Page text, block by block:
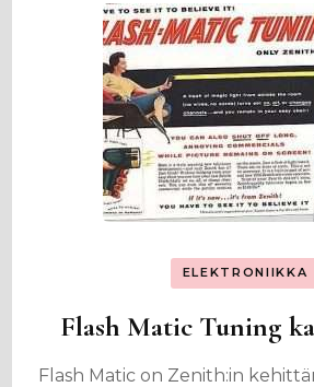
ELEKTRONIIKKA
Flash Matic Tuning
Flash Matic on Zenith:in